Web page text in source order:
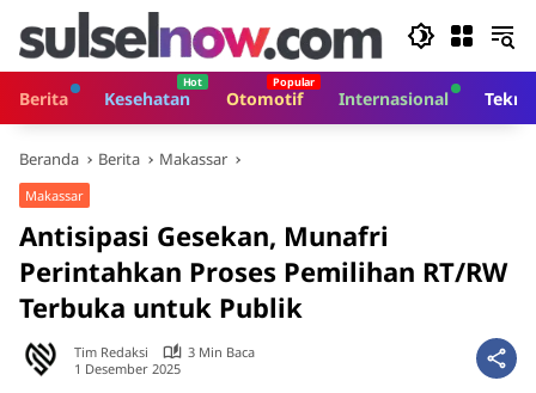
Langsung
konten
Berita
Kesehatan Otomotif Internasional
Beranda Berita Makassar
Makassar
Antisipasi Gesekan, Munafri
Perintahkan Proses Pemilihan RT/RW
Terbuka untuk Publik
Tim Redaksi
3 Min Baca
1 Desember 2025